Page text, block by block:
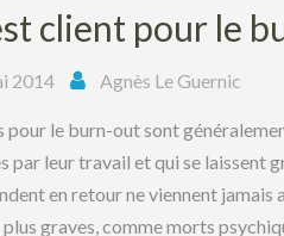
client pour le
2014 Agnès Le Guernic
pour le burn-out sont
par leur travail et qui se laissent
en retour ne viennent jamais
plus graves, comme morts